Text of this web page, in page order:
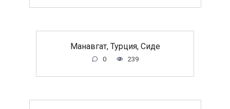
Манавгат, Турция, Сиде
0 239